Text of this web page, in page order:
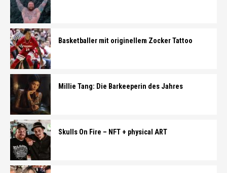
Basketballer mit originellem Zocker Tattoo
Millie Tang: Die Barkeeperin des Jahres
Skulls On Fire – NFT + physical ART